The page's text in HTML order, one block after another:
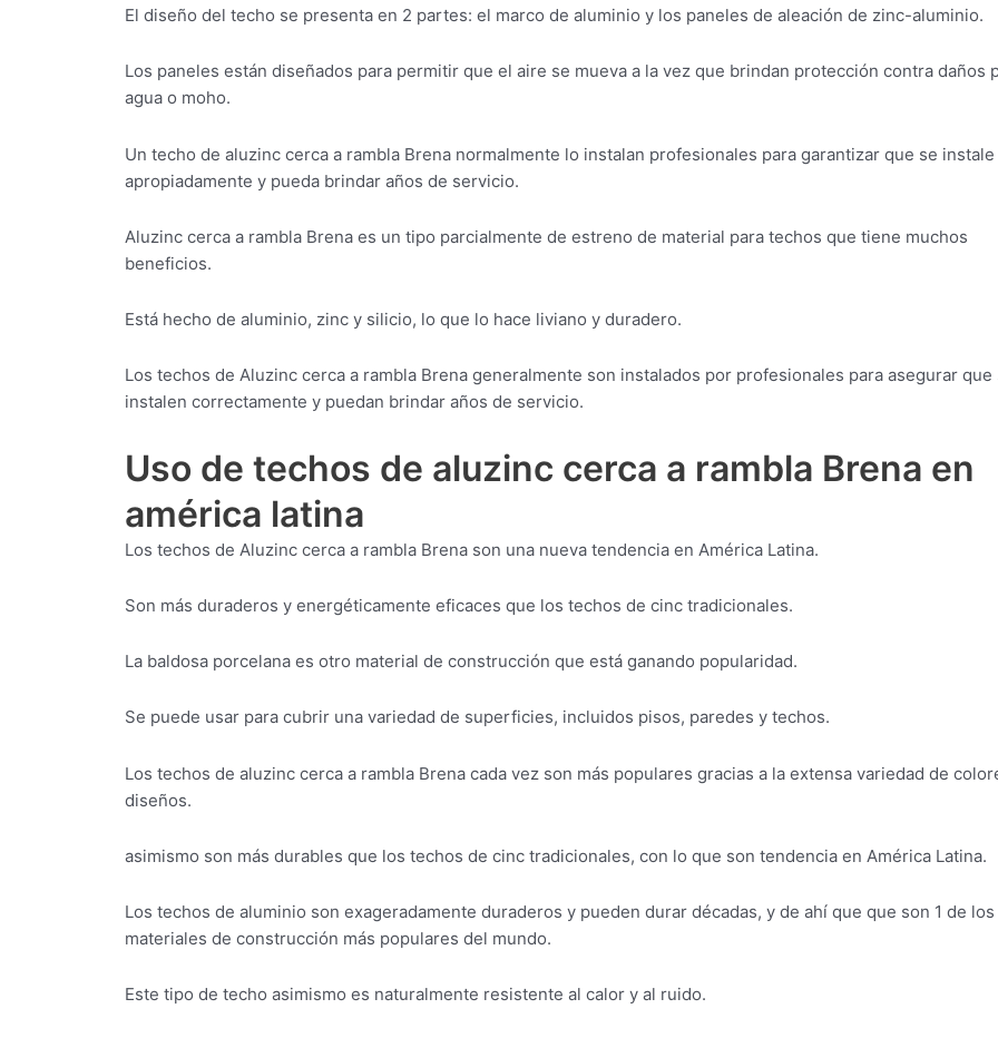
El diseño del techo se presenta en 2 partes: el marco de aluminio y los paneles de aleación de zinc-aluminio.
Los paneles están diseñados para permitir que el aire se mueva a la vez que brindan protección contra daños
agua o moho.
Un techo de aluzinc cerca a rambla Brena normalmente lo instalan profesionales para garantizar que se instale
apropiadamente y pueda brindar años de servicio.
Aluzinc cerca a rambla Brena es un tipo parcialmente de estreno de material para techos que tiene muchos
beneficios.
Está hecho de aluminio, zinc y silicio, lo que lo hace liviano y duradero.
Los techos de Aluzinc cerca a rambla Brena generalmente son instalados por profesionales para asegurar que
instalen correctamente y puedan brindar años de servicio.
Uso de techos de aluzinc cerca a rambla Brena en
américa latina
Los techos de Aluzinc cerca a rambla Brena son una nueva tendencia en América Latina.
Son más duraderos y energéticamente eficaces que los techos de cinc tradicionales.
La baldosa porcelana es otro material de construcción que está ganando popularidad.
Se puede usar para cubrir una variedad de superficies, incluidos pisos, paredes y techos.
Los techos de aluzinc cerca a rambla Brena cada vez son más populares gracias a la extensa variedad de
diseños.
asimismo son más durables que los techos de cinc tradicionales, con lo que son tendencia en América Latina.
Los techos de aluminio son exageradamente duraderos y pueden durar décadas, y de ahí que que son 1 de los
materiales de construcción más populares del mundo.
Este tipo de techo asimismo es naturalmente resistente al calor y al ruido.